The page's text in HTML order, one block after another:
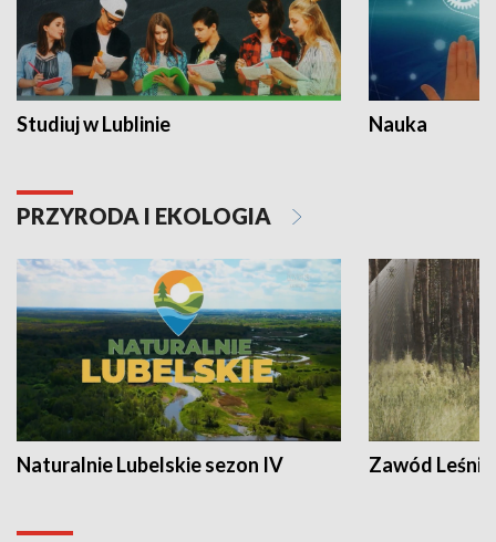
Studiuj w Lublinie Nauka
PRZYRODA I EKOLOGIA
Naturalnie Lubelskie sezon IV Zawód Leśnik